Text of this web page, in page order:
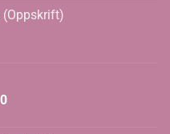
108,00.
(Oppskrift)
Prisområde: